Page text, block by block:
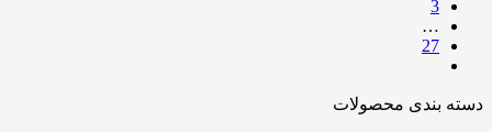
بندی محصولات